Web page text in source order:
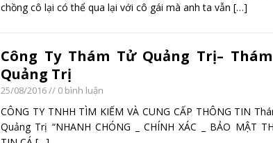
chồng cô lại có thể qua lại với cô gái mà anh ta vẫn […]
Công Ty Thám Tử Quảng Trị–
Quảng Trị
25/08/2016// 0 bình luận
CÔNG TY TNHH TÌM KIẾM VÀ CUNG CẤP THÔNG TIN
Quảng Trị “NHANH CHÓNG _ CHÍNH XÁC _ BẢO MẬT